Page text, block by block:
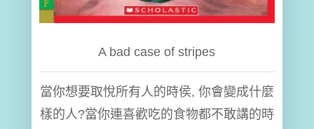
A bad case of stripes
當你想要取悅所有人的時侯, 你會變成什麼
樣的人?當你連喜歡吃的食物都不敢講的時